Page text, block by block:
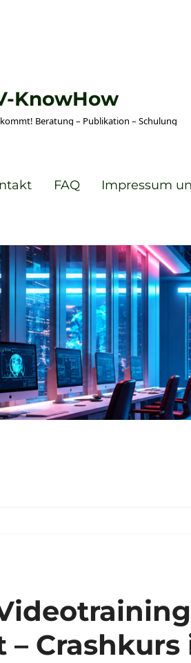
KnowHow
Beratung – Publikation – Schulung
FAQ Impressum
–